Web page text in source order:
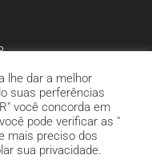
StartRightby Create
lhe dar a melhor
suas perferências
você concorda em
pode verificar as "
mais preciso dos
sua privacidade.